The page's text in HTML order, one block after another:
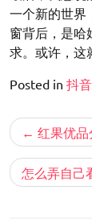
一个新的世界
窗背后，是哈
求。或许，这
Posted in 抖
文
章
导
红果优品
怎么弄自己